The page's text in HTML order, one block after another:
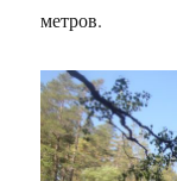
метров.